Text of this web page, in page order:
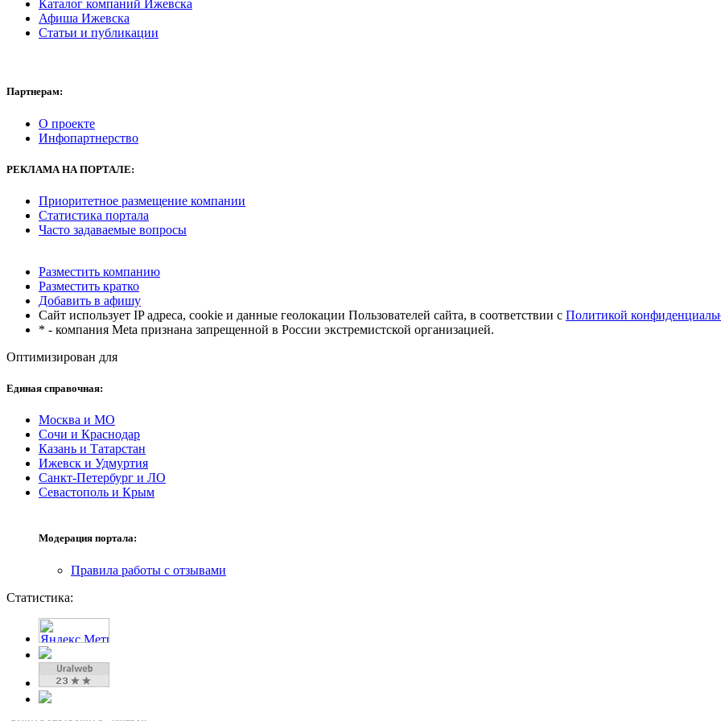
Каталог компаний Ижевска
Афиша Ижевска
Статьи и публикации
Партнерам:
О проекте
Инфопартнерство
РЕКЛАМА НА ПОРТАЛЕ:
Приоритетное размещение компании
Статистика портала
Часто задаваемые вопросы
Разместить компанию
Разместить кратко
Добавить в афишу
Сайт использует IP адреса, cookie и данные геолокации Пользователей сайта, в соответствии с Политикой
* - компания Meta признана запрещенной в России экстремистской организацией.
Оптимизирован для
Единая справочная:
Москва и МО
Сочи и Краснодар
Казань и Татарстан
Ижевск и Удмуртия
Санкт-Петербург и ЛО
Севастополь и Крым
Модерация портала:
Правила работы с отзывами
Статистика: